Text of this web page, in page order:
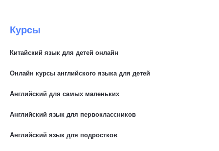
Курсы
Китайский язык для детей онлайн
Онлайн курсы английского языка для детей
Английский для самых маленьких
Английский язык для первоклассников
Английский язык для подростков